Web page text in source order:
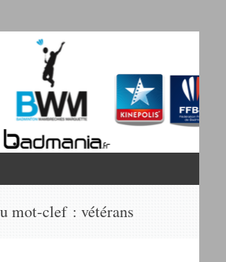
Wambrechies
site du BWM
mot-clef : vétérans